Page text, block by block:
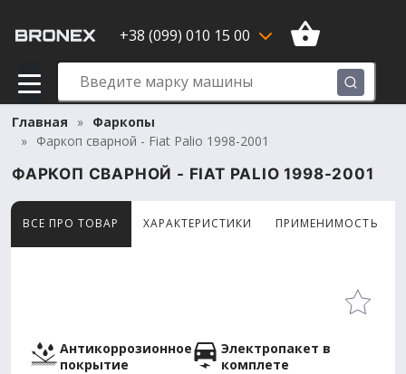
+38 (099) 010 15 00
Главная
Фаркопы
Фаркоп сварной - Fiat Palio 1998-2001
ФАРКОП СВАРНОЙ - FIAT PALIO 1998-2001
ВСЕ ПРО ТОВАР ХАРАКТЕРИСТИКИ ПРИМЕНИМОСТЬ
Товар просматривают сейчас 11 человек
Антикоррозионное
покрытие
Электропакет в
комплете